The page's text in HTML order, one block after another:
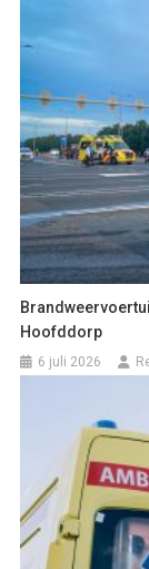
Hoofddorp
6 juli 2026